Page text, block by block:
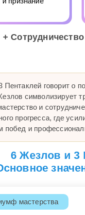
+ Сотрудничество
говорит о
символизирует
и
прогресса, где
побед и
6 Жезлов и 3
мастерства